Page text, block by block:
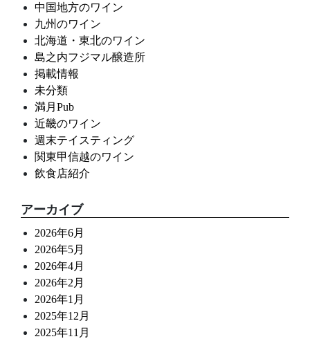
中国地方のワイン
九州のワイン
北海道・東北のワイン
島之内フジマル醸造所
掲載情報
未分類
満月Pub
近畿のワイン
週末テイスティング
関東甲信越のワイン
飲食店紹介
アーカイブ
2026年6月
2026年5月
2026年4月
2026年2月
2026年1月
2025年12月
2025年11月